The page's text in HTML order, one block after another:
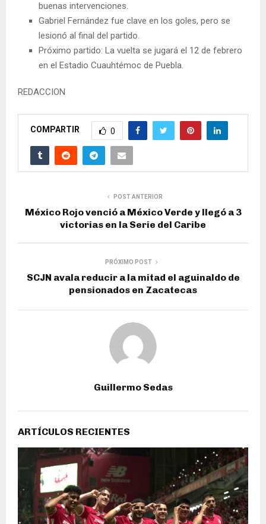
buenas intervenciones.
Gabriel Fernández fue clave en los goles, pero se
lesionó al final del partido.
Próximo partido: La vuelta se jugará el 12 de febrero
en el Estadio Cuauhtémoc de Puebla.
REDACCION
COMPARTIR 0
POST ANTERIOR
México Rojo venció a México Verde y llegó a 3
victorias en la Serie del Caribe
PRÓXIMO POST
SCJN avala reducir a la mitad el aguinaldo de
pensionados en Zacatecas
Guillermo Sedas
ARTÍCULOS RECIENTES